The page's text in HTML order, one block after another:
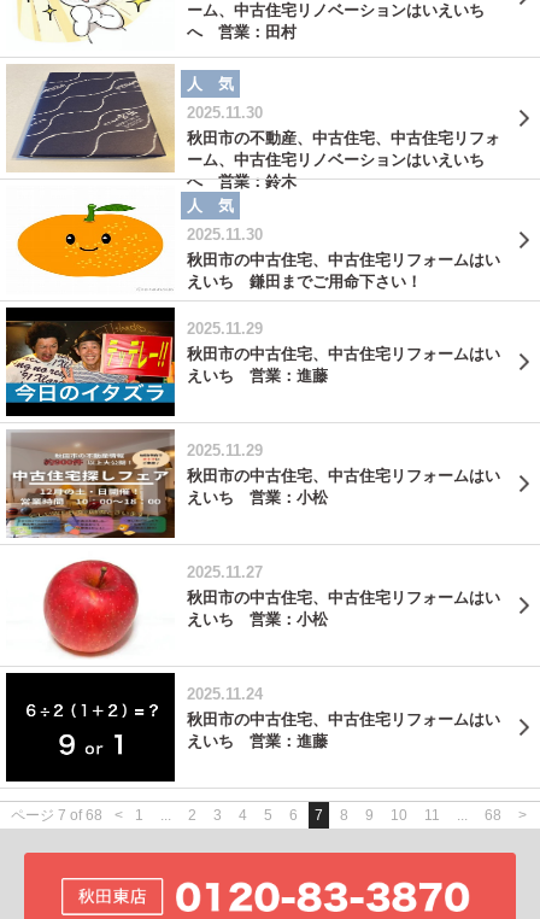
ーム、中古住宅リノベーションはいえいち
へ 営業：田村
人 気
2025.11.30
秋田市の不動産、中古住宅、中古住宅リフォ
ーム、中古住宅リノベーションはいえいち
へ 営業：鈴木
人 気
2025.11.30
秋田市の中古住宅、中古住宅リフォームはい
えいち 鎌田までご用命下さい！
2025.11.29
秋田市の中古住宅、中古住宅リフォームはい
えいち 営業：進藤
2025.11.29
秋田市の中古住宅、中古住宅リフォームはい
えいち 営業：小松
2025.11.27
秋田市の中古住宅、中古住宅リフォームはい
えいち 営業：小松
2025.11.24
秋田市の中古住宅、中古住宅リフォームはい
えいち 営業：進藤
ページ 7 of 68 < 1 ... 2 3 4 5 6 7 8 9 10 11 ... 68 >